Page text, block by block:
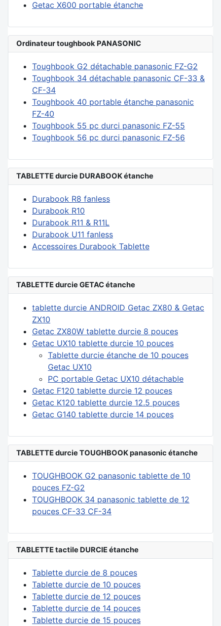
Getac X600 portable étanche
Ordinateur toughbook PANASONIC
Toughbook G2 détachable panasonic FZ-G2
Toughbook 34 détachable panasonic CF-33 &
CF-34
Toughbook 40 portable étanche panasonic
FZ-40
Toughbook 55 pc durci panasonic FZ-55
Toughbook 56 pc durci panasonic FZ-56
TABLETTE durcie DURABOOK étanche
Durabook R8 fanless
Durabook R10
Durabook R11 & R11L
Durabook U11 fanless
Accessoires Durabook Tablette
TABLETTE durcie GETAC étanche
tablette durcie ANDROID Getac ZX80 & Getac
ZX10
Getac ZX80W tablette durcie 8 pouces
Getac UX10 tablette durcie 10 pouces
Tablette durcie étanche de 10 pouces
Getac UX10
PC portable Getac UX10 détachable
Getac F120 tablette durcie 12 pouces
Getac K120 tablette durcie 12.5 pouces
Getac G140 tablette durcie 14 pouces
TABLETTE durcie TOUGHBOOK panasonic étanche
TOUGHBOOK G2 panasonic tablette de 10
pouces FZ-G2
TOUGHBOOK 34 panasonic tablette de 12
pouces CF-33 CF-34
TABLETTE tactile DURCIE étanche
Tablette durcie de 8 pouces
Tablette durcie de 10 pouces
Tablette durcie de 12 pouces
Tablette durcie de 14 pouces
Tablette durcie de 15 pouces